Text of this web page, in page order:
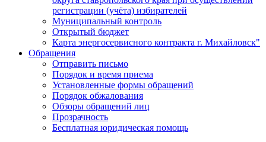
регистрации (учёта) избирателей
Муниципальный контроль
Открытый бюджет
Карта энергосервисного контракта г. Михайловск"
Обращения
Отправить письмо
Порядок и время приема
Установленные формы обращений
Порядок обжалования
Обзоры обращений лиц
Прозрачность
Бесплатная юридическая помощь